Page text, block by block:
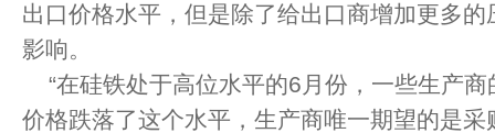
出口价格水平，但是除了给出口商增加更多
影响。
“在硅铁处于高位水平的6月份，一些生产商
价格跌落了这个水平，生产商唯一期望的是采